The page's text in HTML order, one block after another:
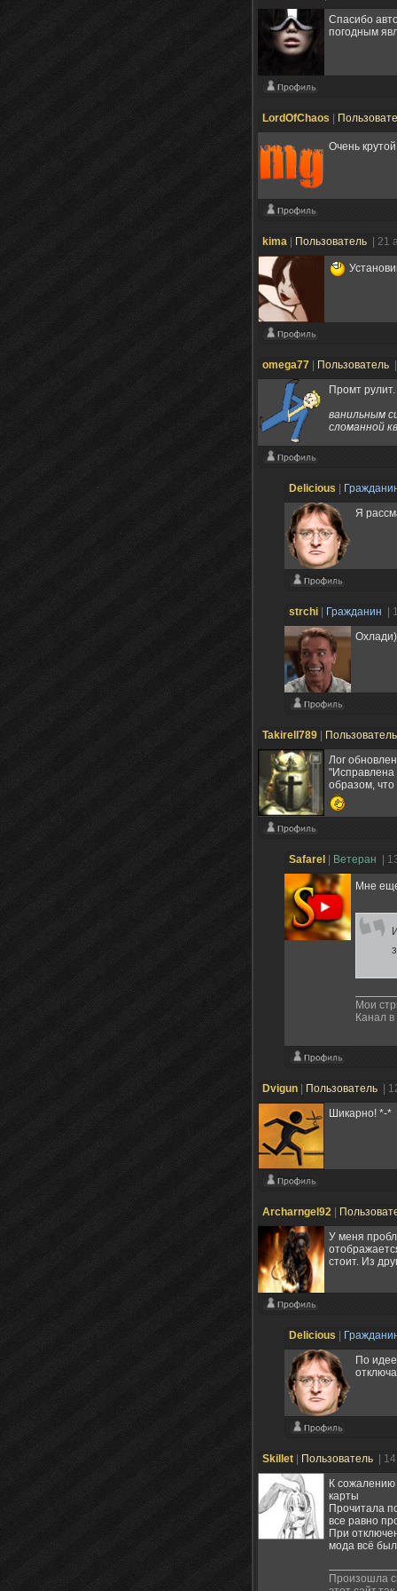
Спасибо
погодным
LordOfChaos
Очень
kima Пользователь | 21
omega77 Пользователь
Промт рулит.
ванильным
сломанной
Delicious
Я
strchi Гражданин
|
Охлади)
Takirell789
Лог
"Исправлена
образом, что
Safarel Ветеран |
Мне
Мои
Канал
Dvigun Пользователь
|
Шикарно! *-*
Archarngel92
У меня
стоит. Из
Delicious
По
Skillet Пользователь
|
К сожалению
карты
Прочитала
все равно
При
мода всё
Произошла